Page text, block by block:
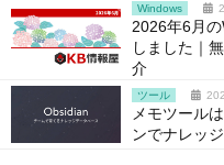
Windows
2026年6月
しました｜
介
ツール
メモツール
ンでナレッ